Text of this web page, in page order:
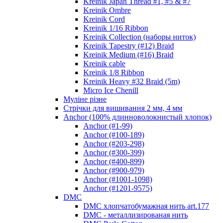
Kreinik Ombre
Kreinik Cord
Kreinik 1/16 Ribbon
Kreinik Collection (наборы ниток)
Kreinik Tapestry (#12) Braid
Kreinik Medium (#16) Braid
Kreinik cable
Kreinik 1/8 Ribbon
Kreinik Heavy #32 Braid (5m)
Micro Ice Chenill
Муліне різне
Стрічки для вишивання 2 мм, 4 мм
Anchor (100% длинноволокнистый хлопок)
Anchor (#1-99)
Anchor (#100-189)
Anchor (#203-298)
Anchor (#300-399)
Anchor (#400-899)
Anchor (#900-979)
Anchor (#1001-1098)
Anchor (#1201-9575)
DMC
DMC хлопчатобумажная нить art.177
DMC - металлизированая нить